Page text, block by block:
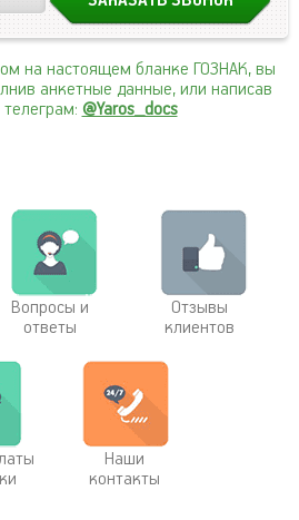
на настоящем бланке ГОЗНАК, вы
анкетные данные, или написав
@Yaros_docs
Вопросы и
ответы
Отзывы
клиентов
Наши
контакты